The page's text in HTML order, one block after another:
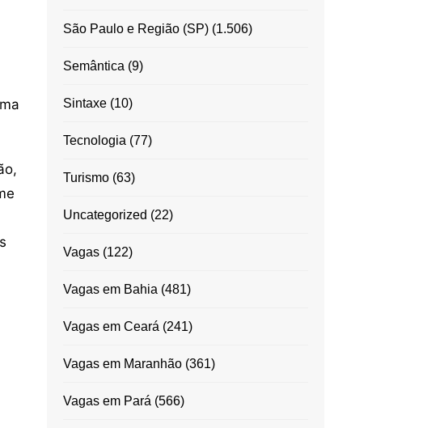
São Paulo e Região (SP)(1.506)
Semântica (9)
Sintaxe(10)
Tecnologia (77)
Turismo(63)
Uncategorized (22)
Vagas(122)
Vagas em Bahia (481)
Vagas em Ceará (241)
Vagas em Maranhão(361)
Vagas em Pará (566)